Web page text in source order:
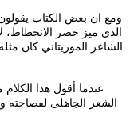
ومع ان بعض الكتاب
الذي ميز حصر الانحطاط،
الشاعر الموريتاني كان
عندما أقول هذا
الشعر الجاهلى لفصاحته